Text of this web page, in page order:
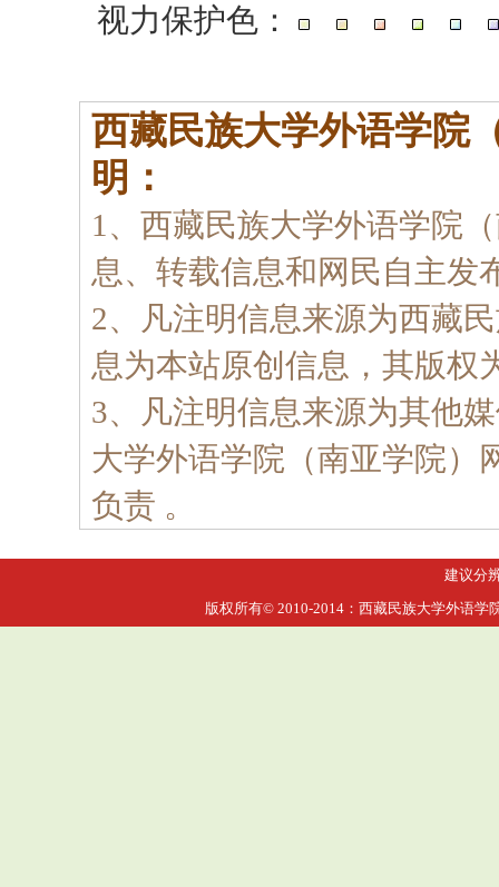
视力保护色：
西藏民族大学外语学院
明：
1、西藏民族大学外语学院
息、转载信息和网民自主发
2、凡注明信息来源为西藏
息为本站原创信息，其版权
3、凡注明信息来源为其他
大学外语学院（南亚学院）
负责 。
建议分
版权所有© 2010-2014：西藏民族大学外语